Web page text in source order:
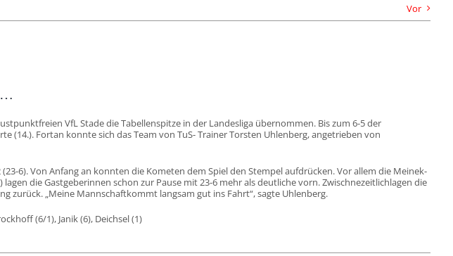
Vor
…
VfL Stade die Tabellenspitze in der Landesliga übernommen. Bis zum 6-5 der
(14.). Fortan konnte sich das Team von TuS- Trainer Torsten Uhlenberg, angetrieben von
6). Von Anfang an konnten die Kometen dem Spiel den Stempel aufdrücken. Vor allem die Meinek-
die Gastgeberinnen schon zur Pause mit 23-6 mehr als deutliche vorn. Zwischnezeitlichlagen die
zurück. „Meine Mannschaftkommt langsam gut ins Fahrt“, sagte Uhlenberg.
(6/1), Janik (6), Deichsel (1)